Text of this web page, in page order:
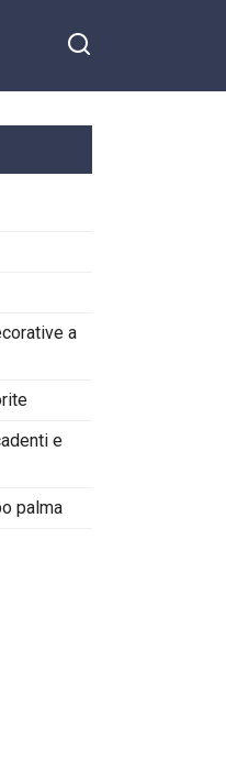
a
e
palma